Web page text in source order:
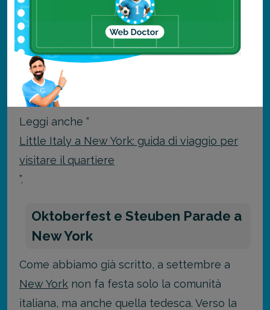
Per circa 10 giorni, se passerete nel
quartiere, potrete assaggiare specialità
tipiche italiane che, per un attimo, vi faranno
sentire a casa.
Leggi anche “
Little Italy a New York: guida di viaggio per
visitare il quartiere
”.
Oktoberfest e Steuben Parade a
New York
Come abbiamo già scritto, a settembre a
New York non fa festa solo la comunità
italiana, ma anche quella tedesca. Verso la